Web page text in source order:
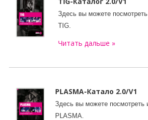
Здесь вы можете посмотреть
TIG.
Читать дальше »
PLASMA-Катало 2.0/V1
Здесь вы можете посмотреть
PLASMA.